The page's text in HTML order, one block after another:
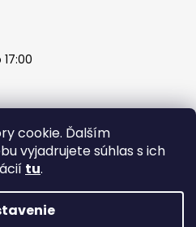
cookie. Ďalším
vyjadrujete súhlas s ich
tu.